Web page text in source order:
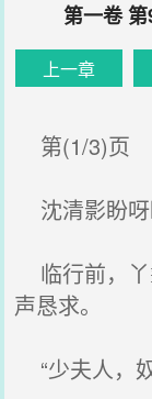
第一卷 第
上一章
第(1/3)页
沈清影盼呀
临行前，丫
声恳求。
“少夫人，